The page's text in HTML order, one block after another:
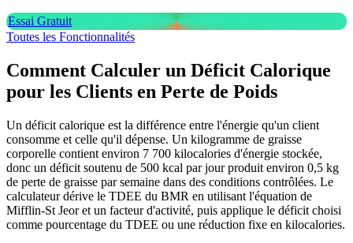
Essai Gratuit
Toutes les Fonctionnalités
Comment Calculer un Déficit Calorique
pour les Clients en Perte de Poids
Un déficit calorique est la différence entre l'énergie qu'un client
consomme et celle qu'il dépense. Un kilogramme de graisse
corporelle contient environ 7 700 kilocalories d'énergie stockée,
donc un déficit soutenu de 500 kcal par jour produit environ 0,5 kg
de perte de graisse par semaine dans des conditions contrôlées. Le
calculateur dérive le TDEE du BMR en utilisant l'équation de
Mifflin-St Jeor et un facteur d'activité, puis applique le déficit choisi
comme pourcentage du TDEE ou une réduction fixe en kilocalories.